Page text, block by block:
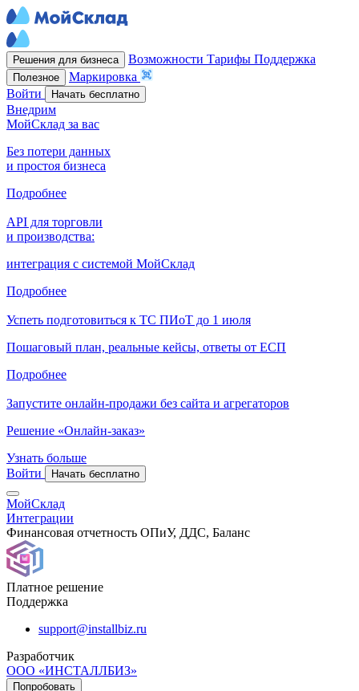
Решения для бизнеса Возможности Тарифы Поддержка
Полезное
Маркировка
Войти
Начать бесплатно
Внедрим
МойСклад за вас
Без потери данных
и простоя бизнеса
Подробнее
API для торговли
и производства:
интеграция с системой МойСклад
Подробнее
Успеть подготовиться к ТС ПИоТ до 1 июля
Пошаговый план, реальные кейсы, ответы от ЕСП
Подробнее
Запустите онлайн-продажи без сайта и агрегаторов
Решение «Онлайн-заказ»
Узнать больше
Войти
Начать бесплатно
МойСклад
Интеграции
Финансовая отчетность ОПиУ, ДДС, Баланс
Платное решение
Поддержка
support@installbiz.ru
Разработчик
ООО «ИНСТАЛЛБИЗ»
Попробовать